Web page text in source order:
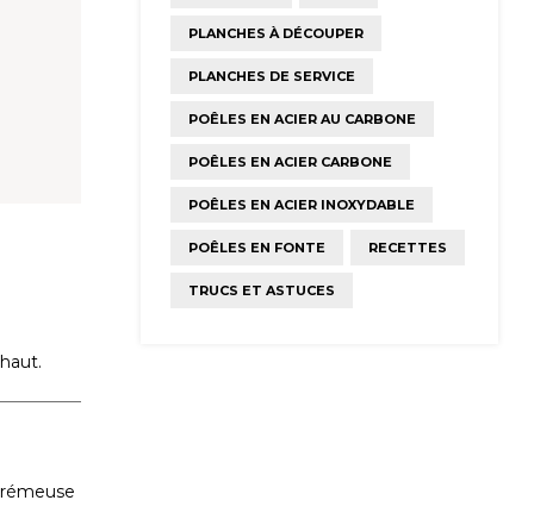
PLANCHES À DÉCOUPER
PLANCHES DE SERVICE
POÊLES EN ACIER AU CARBONE
POÊLES EN ACIER CARBONE
POÊLES EN ACIER INOXYDABLE
POÊLES EN FONTE RECETTES
TRUCS ET ASTUCES